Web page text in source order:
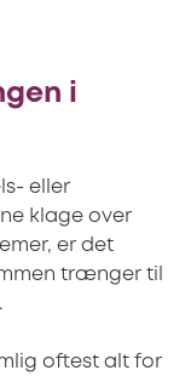
i
eller
klage over
er det
trænger til
oftest alt for